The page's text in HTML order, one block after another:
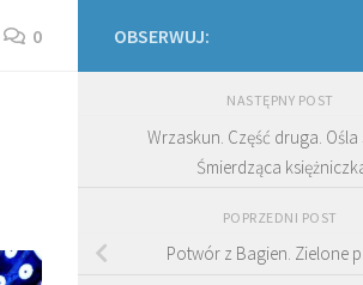
0 OBSERWUJ:
NASTĘPNY POST
Wrzaskun. Część druga. Ośla
Śmierdząca
POPRZEDNI POST
Potwór z Bagien. Zielone